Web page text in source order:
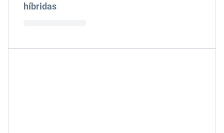
híbridas